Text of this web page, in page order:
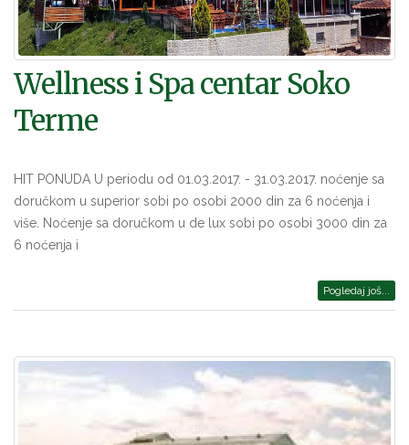
Wellness i Spa centar Soko
Terme
HIT PONUDA U periodu od 01.03.2017. - 31.03.2017. noćenje sa
doručkom u superior sobi po osobi 2000 din za 6 noćenja i
više. Noćenje sa doručkom u de lux sobi po osobi 3000 din za
6 noćenja i
Pogledaj još...